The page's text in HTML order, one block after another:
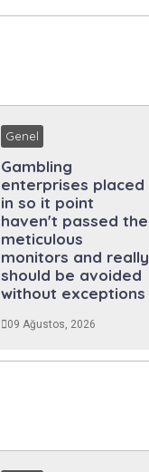
Genel
Gambling
enterprises placed
in so it point
haven't passed the
meticulous
monitors and really
should be avoided
without exceptions
09 Ağustos, 2026